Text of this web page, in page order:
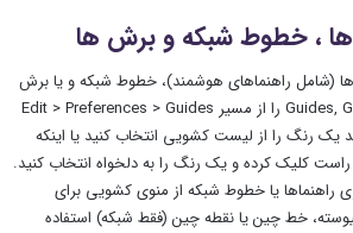
، خطوط شبکه و برش ها
(شامل راهنماهای هوشمند)، خطوط شبکه و یا برش
ها گزینه Guides, Grid & Slices را از مسیر Edit > Preferences > Guides
یک رنگ را از لیست کشویی انتخاب کنید یا اینکه
کلیک کرده و یک رنگ را به دلخواه انتخاب کنید.
راهنماها یا خطوط شبکه از منوی کشویی برای
خط چین یا نقطه چین (فقط شبکه) استفاده